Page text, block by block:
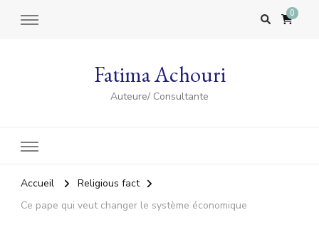
0
Fatima Achouri
Auteure/ Consultante
Accueil
Religious fact
Ce pape qui veut changer le système économique